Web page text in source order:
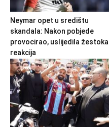
Neymar opet u središtu
skandala: Nakon pobjede
provocirao, uslijedila žestoka
reakcija